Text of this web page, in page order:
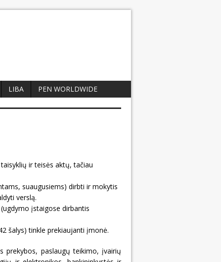
LIBA PEN WORLDWIDE
ir teisės aktų, tačiau
suaugusiems) dirbti ir mokytis
verslą.
įstaigose dirbantis
šalys) tinkle prekiaujanti įmonė.
prekybos, paslaugų teikimo, įvairių